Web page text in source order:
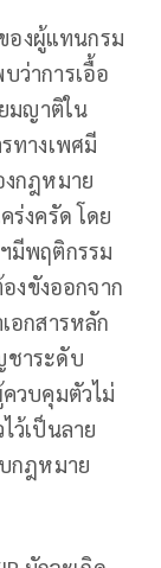
องผู้แทนกรม
ว่าการเอื้อ
มญาติใน
ทางเพศมี
กฎหมาย
ร่งครัด โดย
มีพฤติกรรม
งขังออกจาก
อกสารหลัก
ชาระดับ
วบคุมตัวไม่
ว้เป็นลาย
กฎหมาย